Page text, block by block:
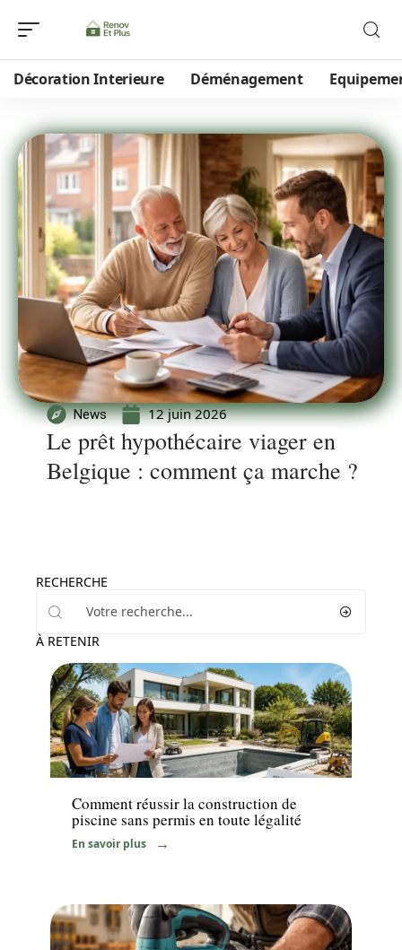
Décoration Interieure Déménagement
News 12 juin 2026
Le prêt hypothécaire viager en
Belgique : comment ça marche ?
RECHERCHE
À RETENIR
Piscine
Comment réussir la construction de
piscine sans permis en toute légalité
En savoir plus